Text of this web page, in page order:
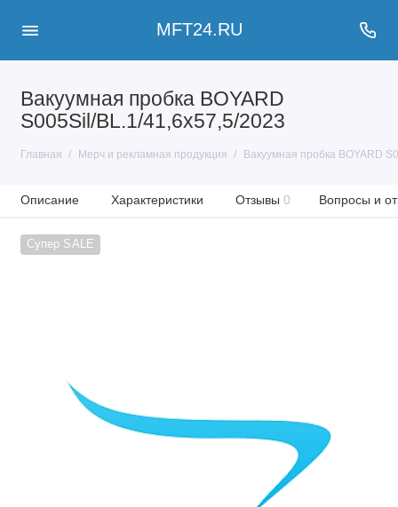
MFT24.RU
Вакуумная пробка BOYARD
S005Sil/BL.1/41,6х57,5/2023
Главная Мерч и рекламная продукция Вакуумная пробка BOYARD
Описание Характеристики Отзывы 0 Вопросы и
Супер SALE